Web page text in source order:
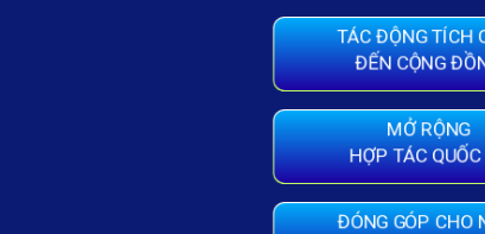
TÁC ĐỘNG TÍCH
ĐẾN CỘNG
MỞ RỘNG
HỢP TÁC QUỐC
ĐÓNG GÓP CHO